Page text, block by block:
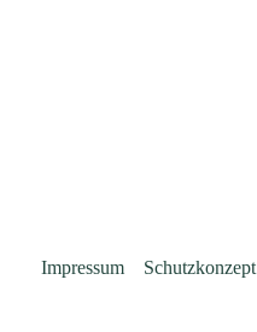
Impressum Schutzkonzept